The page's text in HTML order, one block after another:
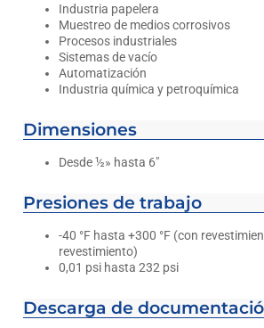
Industria papelera
Muestreo de medios corrosivos
Procesos industriales
Sistemas de vacío
Automatización
Industria química y petroquímica
Dimensiones
Desde ½» hasta 6″
Presiones de trabajo
-40 °F hasta +300 °F (con
revestimiento)
0,01 psi hasta 232 psi
Descarga de